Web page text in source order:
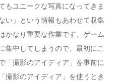
もユニークな写真になってきま
い」という情報もあわせて収集
かなり重要な作業です。ゲーム
集中してしまうので、最初にこ
「撮影のアイディア」を事前に
撮影のアイディア」を使うとき